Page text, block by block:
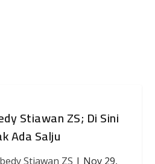
Stiawan ZS; Di Sini
Ada Salju
Stiawan ZS | Nov 29,